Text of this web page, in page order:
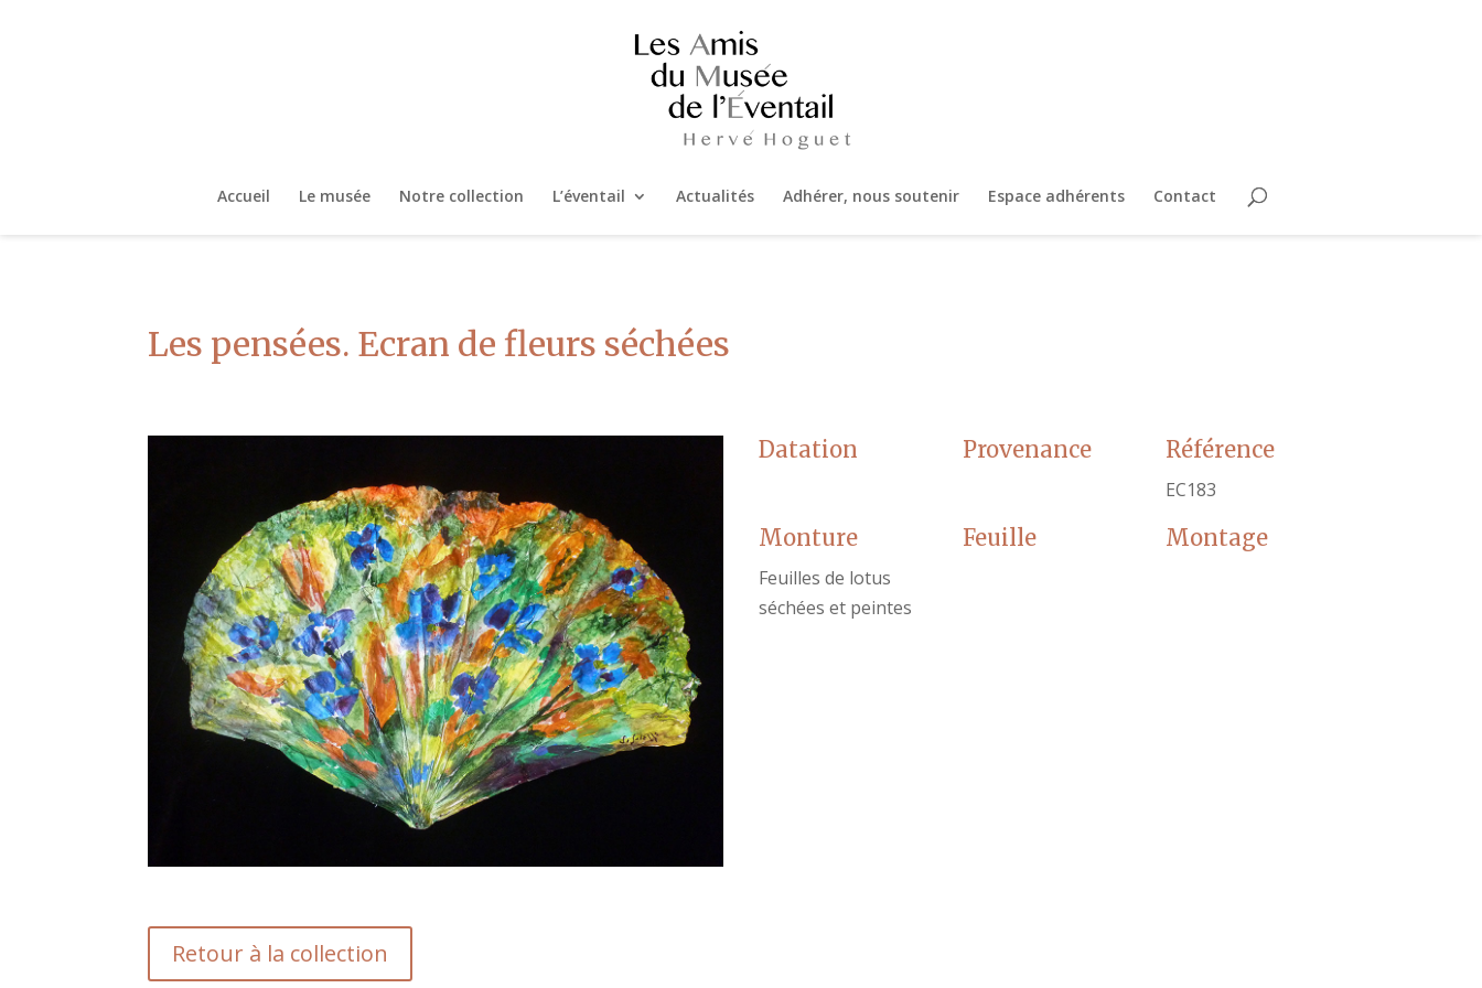
Accueil Le musée Notre collection L’éventail Actualités Adhérer, nous soutenir Espace adhérents Contact
Les pensées. Ecran de fleurs séchées
Datation
Monture
Feuilles de lotus
séchées et peintes
Provenance
Feuille
Référence
EC183
Montage
Retour à la collection